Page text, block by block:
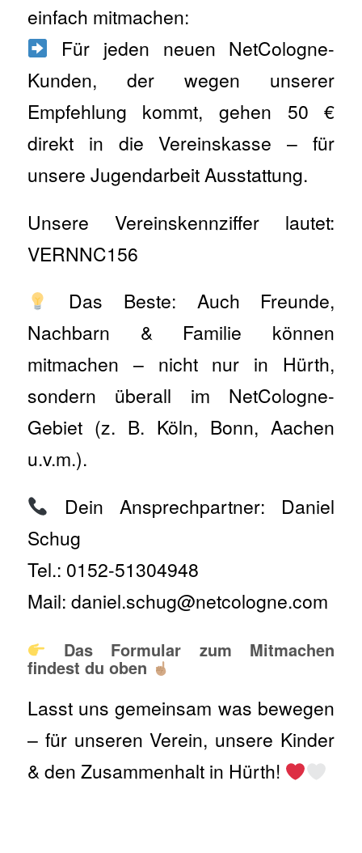
einfach mitmachen:
Für jeden neuen NetCologne-
Kunden, der wegen unserer
Empfehlung kommt, gehen 50 €
direkt in die Vereinskasse – für
unsere Jugendarbeit Ausstattung.
Unsere Vereinskennziffer lautet:
VERNNC156
Das Beste: Auch Freunde,
Nachbarn & Familie können
mitmachen – nicht nur in Hürth,
sondern überall im NetCologne-
Gebiet (z. B. Köln, Bonn, Aachen
u.v.m.).
Dein Ansprechpartner: Daniel
Schug
Tel.: 0152-51304948
Mail: daniel.schug@netcologne.com
Das Formular zum Mitmachen
findest du oben
Lasst uns gemeinsam was bewegen
– für unseren Verein, unsere Kinder
& den Zusammenhalt in Hürth!